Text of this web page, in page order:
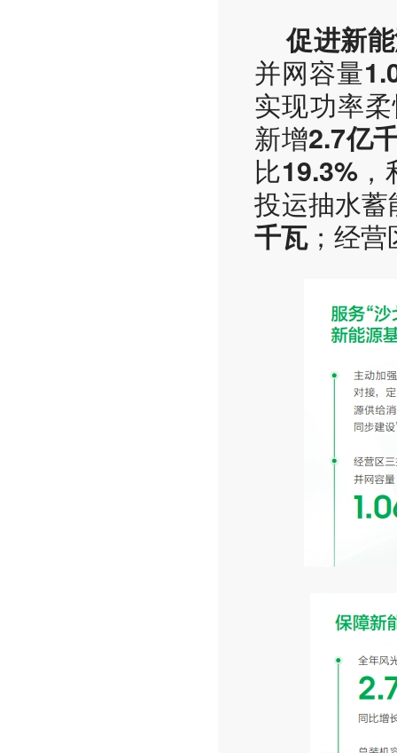
促进新
并网容量
实现功率
新增2.7亿
比19.3%，
投运抽水
千瓦；经营